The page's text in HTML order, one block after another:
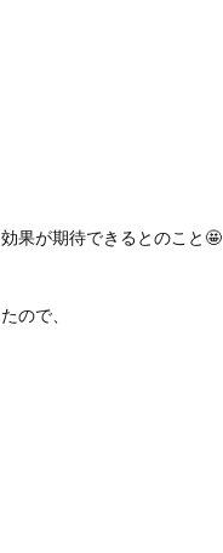
果が期待できるとのこと🤩
ので、